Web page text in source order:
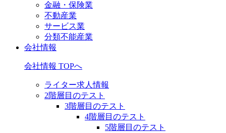
金融・保険業
不動産業
サービス業
分類不能産業
会社情報
会社情報 TOPへ
ライター求人情報
2階層目のテスト
3階層目のテスト
4階層目のテスト
5階層目のテスト